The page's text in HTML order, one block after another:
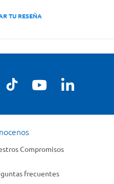
TU RESEÑA
Compromisos
frecuentes